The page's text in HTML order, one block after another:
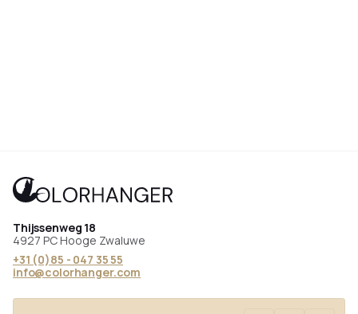
Thijssenweg 18
4927 PC Hooge Zwaluwe
+31 (0)85 - 047 35 55
info@colorhanger.com